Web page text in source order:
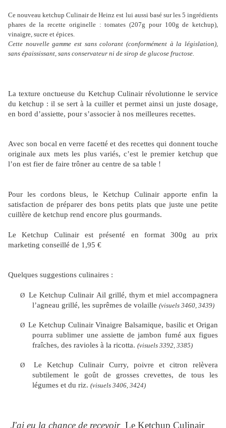
Ce nouveau ketchup Culinair de Heinz est lui aussi basé sur les 5 ingrédients
phares de la recette originelle : tomates (207g pour 100g de ketchup),
vinaigre, sucre et épices.
Cette nouvelle gamme est sans colorant (conformément à la législation),
sans épaississant, sans conservateur ni de sirop de glucose fructose.
La texture onctueuse du Ketchup Culinair révolutionne le service
du ketchup : il se sert à la cuiller et permet ainsi un juste dosage,
en bord d’assiette, pour s’associer à nos meilleures recettes.
Avec son bocal en verre facetté et des recettes qui donnent touche
originale aux mets les plus variés, c’est le premier ketchup que
l’on est fier de faire trôner au centre de sa table !
Pour les cordons bleus, le Ketchup Culinair apporte enfin la
satisfaction de préparer des bons petits plats que juste une petite
cuillère de ketchup rend encore plus gourmands.
Le Ketchup Culinair est présenté en format 300g au prix
marketing conseillé de 1,95 €
Quelques suggestions culinaires :
Ø Le Ketchup Culinair Ail grillé, thym et miel accompagnera
l’agneau grillé, les suprêmes de volaille (visuels 3460, 3439)
Ø Le Ketchup Culinair Vinaigre Balsamique, basilic et Origan
pourra sublimer une assiette de jambon fumé aux figues
fraîches, des ravioles à la ricotta. (visuels 3392, 3385)
Ø
Le Ketchup Culinair Curry, poivre et citron relèvera
subtilement le goût de grosses crevettes, de tous les
légumes et du riz. (visuels 3406, 3424)
J'ai eu la chance de recevoir Le Ketchup Culinair